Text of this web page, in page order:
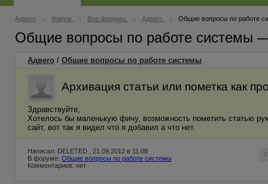
Адвего Форум Все форумы Адвего Общие вопросы по работе
Общие вопросы по работе системы
Адвего / Общие вопросы по работе системы
Архивация статьи или пометка как
Здравствуйте,
Хотелось бы маленькую фичу, возможность пометить статью
сайт, вот так я видел что я добавил а что нет.
Написал: DELETED , 21.09.2012 в 11:08
В форуме: Общие вопросы по работе системы
Комментариев: нет